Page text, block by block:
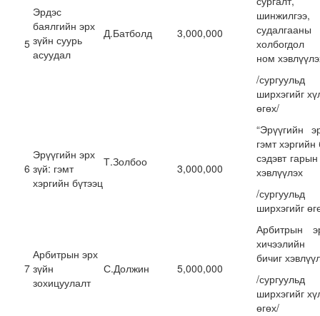
5
Эрдэс
баялгийн эрх
зүйн суурь
асуудал
Д.Батболд 3,000,000
шинжилгээ,
холбогдол
ном
/
ширхэгийг
өгөх/
6
Эрүүгийн эрх
зүй: гэмт
хэргийн бүтээц
Т.Золбоо 3,000,000
“Эрүүгийн
гэмт хэргийн
сэдэвт
хэвлүүлэх
/
ширхэгийг
7
Арбитрын эрх
зүйн
зохицуулалт
С.Должин 5,000,000
Арбитрын
хичээлийн
бичиг
/
ширхэгийг
өгөх/